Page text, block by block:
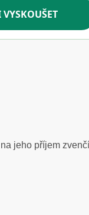
jeho příjem